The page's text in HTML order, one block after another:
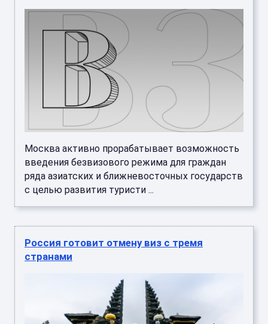
Москва активно прорабатывает возможность
введения безвизового режима для граждан
ряда азиатских и ближневосточных государств
с целью развития туристи ...
Россия готовит отмену виз с тремя
странами